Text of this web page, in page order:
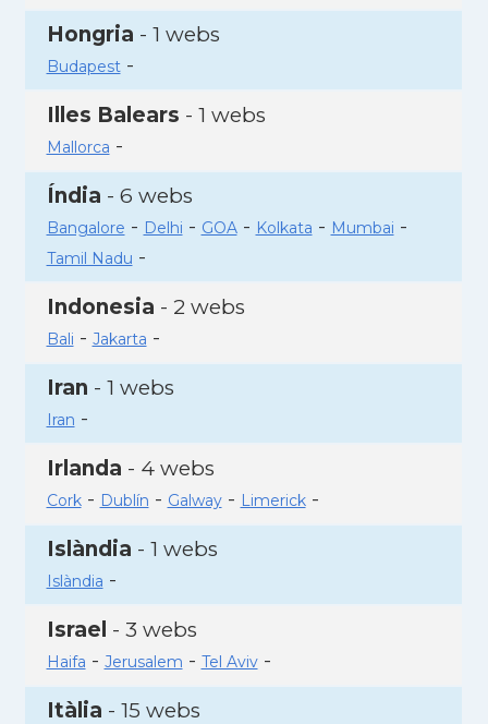
Hongria - 1 webs
Budapest-
Illes Balears - 1 webs
Mallorca -
Índia - 6 webs
Bangalore - Delhi - GOA- Kolkata - Mumbai -
Tamil Nadu -
Indonesia - 2 webs
Bali - Jakarta -
Iran - 1 webs
Iran -
Irlanda - 4 webs
Cork- Dublín - Galway- Limerick-
Islàndia - 1 webs
Islàndia -
Israel - 3 webs
Haifa - Jerusalem - Tel Aviv-
Itàlia - 15 webs